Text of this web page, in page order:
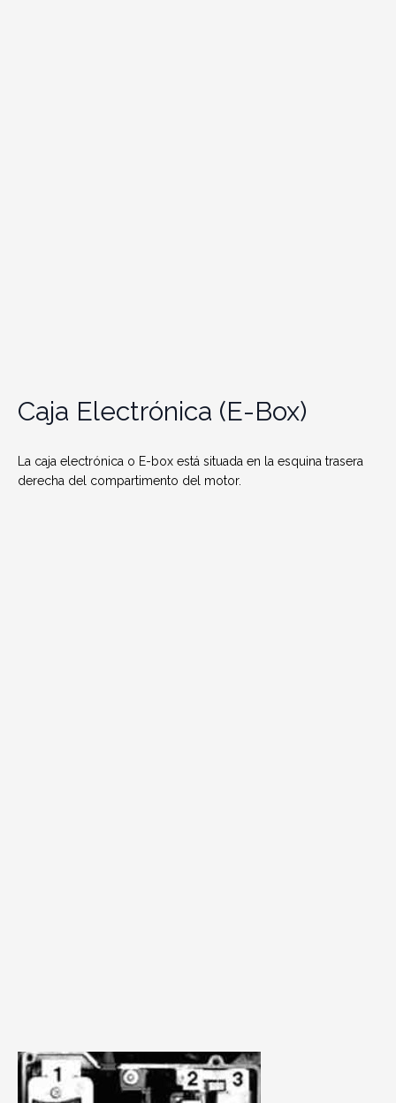
Caja Electrónica (E-Box)
La caja electrónica o E-box está situada en la esquina trasera
derecha del compartimento del motor.